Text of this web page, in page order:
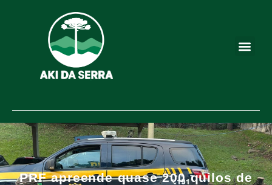
PRF apreende quase 200 quilos de